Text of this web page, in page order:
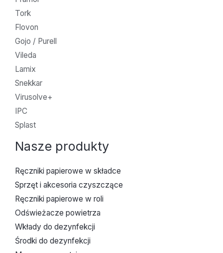
Tork
Flovon
Gojo / Purell
Vileda
Lamix
Snekkar
Virusolve+
IPC
Splast
Nasze produkty
Ręczniki papierowe w składce
Sprzęt i akcesoria czyszczące
Ręczniki papierowe w roli
Odświeżacze powietrza
Wkłady do dezynfekcji
Środki do dezynfekcji